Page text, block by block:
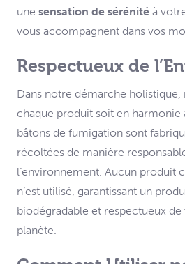
une sensation de sérénité à
vous accompagnent dans vos
Respectueux de
Dans notre démarche holistique,
chaque produit soit en harmonie
bâtons de fumigation sont
récoltées de manière
l’environnement. Aucun produit
n’est utilisé, garantissant un
biodégradable et respectueux de
planète.